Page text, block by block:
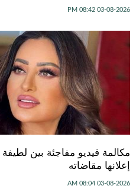
03-08-2026 08:42 PM
إعلانها مقاضاته
03-08-2026 08:04 AM